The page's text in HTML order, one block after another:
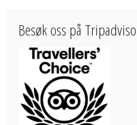
Besøk oss på